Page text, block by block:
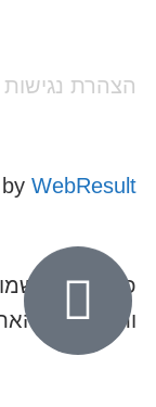
הצהרת נגישות
byWebResult
כל הזכויות
ותמונות)